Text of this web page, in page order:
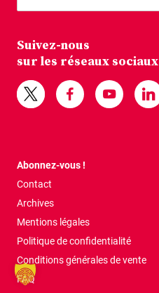
Suivez-nous
sur les réseaux sociaux
Abonnez-vous !
Contact
Archives
Mentions légales
Politique de confidentialité
Conditions générales de vente
FAQ